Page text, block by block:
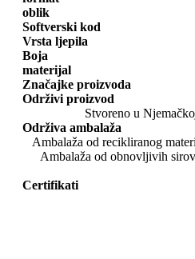
oblik
Softverski kod
Vrsta ljepila
Boja
materijal
Značajke proizvoda
Održivi proizvod
Stvoreno u
Održiva ambalaža
Ambalaža od recikliranog
Ambalaža od obnovljivih
Certifikati